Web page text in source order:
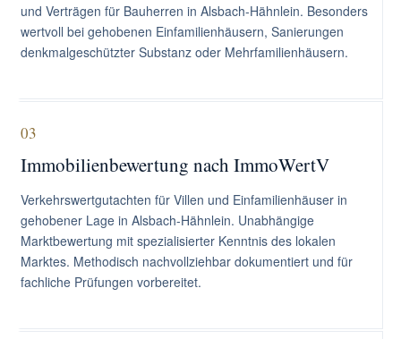
und Verträgen für Bauherren in Alsbach-Hähnlein. Besonders
wertvoll bei gehobenen Einfamilienhäusern, Sanierungen
denkmalgeschützter Substanz oder Mehrfamilienhäusern.
03
Immobilienbewertung nach ImmoWertV
Verkehrswertgutachten für Villen und Einfamilienhäuser in
gehobener Lage in Alsbach-Hähnlein. Unabhängige
Marktbewertung mit spezialisierter Kenntnis des lokalen
Marktes. Methodisch nachvollziehbar dokumentiert und für
fachliche Prüfungen vorbereitet.